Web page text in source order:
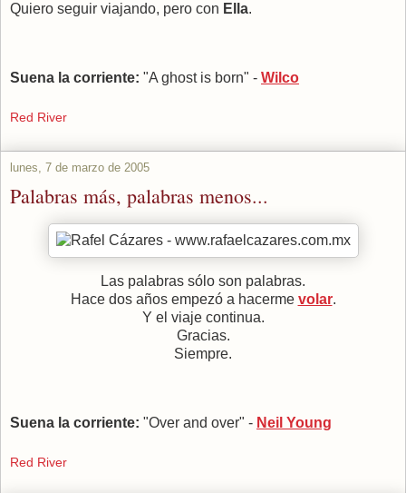
Quiero seguir viajando, pero con Ella.
Suena la corriente: "A ghost is born" - Wilco
Red River
lunes, 7 de marzo de 2005
Palabras más, palabras menos...
Las palabras sólo son palabras.
Hace dos años empezó a hacerme volar.
Y el viaje continua.
Gracias.
Siempre.
Suena la corriente: "Over and over" - Neil Young
Red River